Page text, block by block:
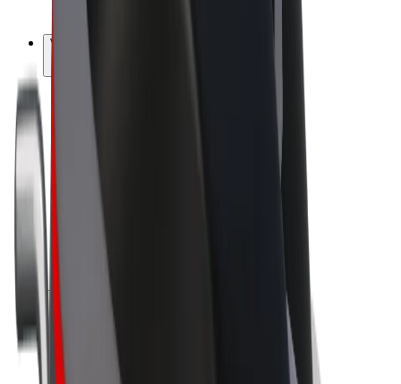
Bolt Plus
Vydělávejte s Boltem
Řidiči
Výdělky řidiče
Franšízy
Kariéra